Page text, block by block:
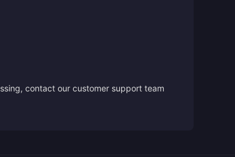
contact our customer support team